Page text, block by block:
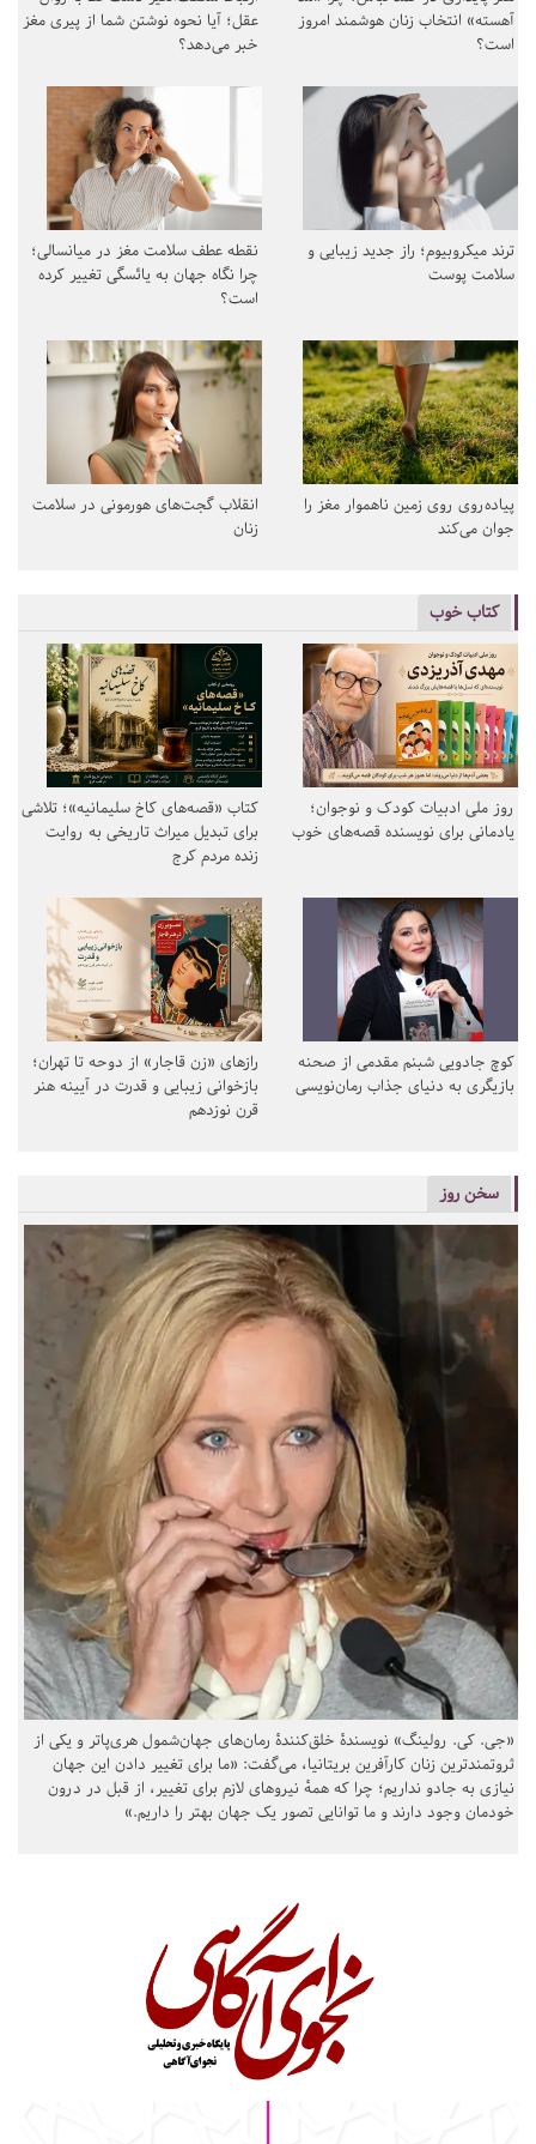
آهسته» انتخاب زنان هوشمند امروز
است؟
عقل؛ آیا نحوه نوشتن شما از پیری مغز
خبر می‌دهد؟
ترند میکروبیوم؛ راز جدید زیبایی و
سلامت پوست
نقطه عطف سلامت مغز در میانسالی؛
چرا نگاه جهان به یائسگی تغییر کرده
است؟
پیاده‌روی روی زمین ناهموار مغز را
جوان می‌کند
انقلاب گجت‌های هورمونی در سلامت
زنان
کتاب خوب
روز ملی ادبیات کودک و نوجوان؛
یادمانی برای نویسنده قصه‌های خوب
کتاب «قصه‌های کاخ سلیمانیه»؛ تلاشی
برای تبدیل میراث تاریخی به روایت
زنده مردم کرج
کوچ جادویی شبنم مقدمی از صحنه
بازیگری به دنیای جذاب رمان‌نویسی
رازهای «زن قاجار» از دوحه تا تهران؛
بازخوانی زیبایی و قدرت در آیینه هنر
قرن نوزدهم
سخن روز
«جی. کی. رولینگ» نویسندهٔ خلق‌کنندهٔ رمان‌های جهان‌شمول هری‌پاتر و یکی از
ثروتمندترین زنان کارآفرین بریتانیا، می‌گفت: «ما برای تغییر دادن این جهان
نیازی به جادو نداریم؛ چرا که همهٔ نیروهای لازم برای تغییر، از قبل در درون
خودمان وجود دارند و ما توانایی تصور یک جهان بهتر را داریم.»